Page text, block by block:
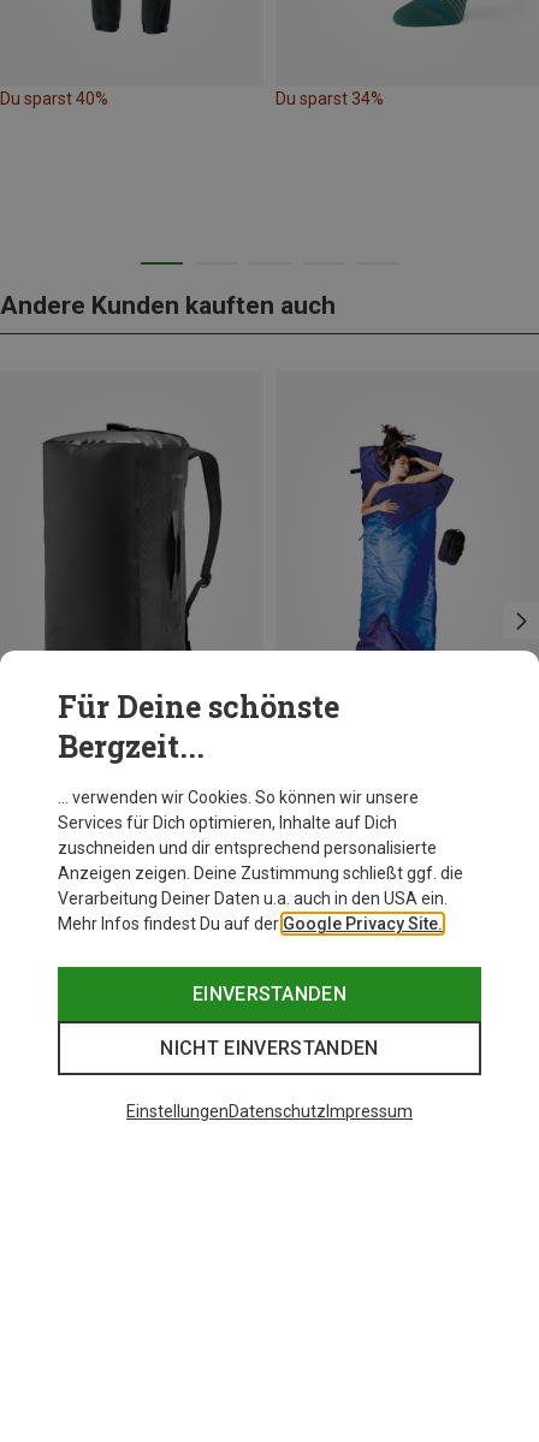
Du sparst 40% Du sparst 34%
Andere Kunden kauften auch
Metrosphere 40 Reisetasche
174,95 €
Für Deine schönste
Bergzeit...
… verwenden wir Cookies. So können wir unsere
Services für Dich optimieren, Inhalte auf Dich
zuschneiden und dir entsprechend personalisierte
Anzeigen zeigen. Deine Zustimmung schließt ggf. die
Verarbeitung Deiner Daten u.a. auch in den USA ein.
Mehr Infos findest Du auf der Google Privacy Site.
EINVERSTANDEN
NICHT EINVERSTANDEN
EinstellungenDatenschutz Impressum